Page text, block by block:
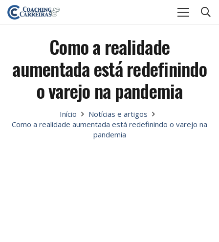
Como a realidade
aumentada está redefinindo
o varejo na pandemia
Início
Notícias e artigos
Como a realidade aumentada está redefinindo o varejo na
pandemia